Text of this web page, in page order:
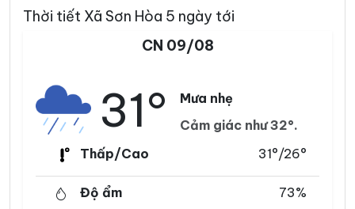
Thời tiết Xã Sơn Hòa 5 ngày tới
CN 09/08
31°
Mưa nhẹ
Cảm giác như 32°.
Thấp/Cao
31°/26°
Độ ẩm 73%